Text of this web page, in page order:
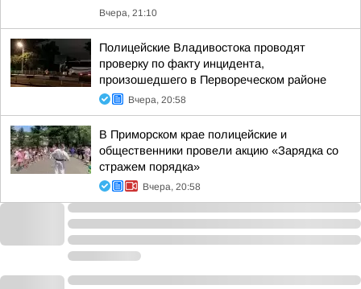
Вчера, 21:10
Полицейские Владивостока проводят
проверку по факту инцидента,
произошедшего в Первореческом районе
Вчера, 20:58
В Приморском крае полицейские и
общественники провели акцию «Зарядка со
стражем порядка»
Вчера, 20:58